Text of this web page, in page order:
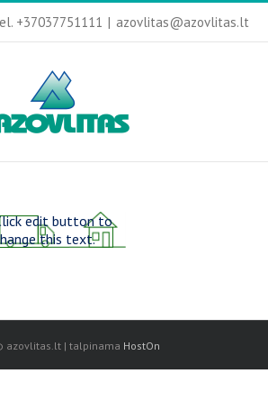
+37037751111 | azovlitas@azovlitas.lt
edit button to
this text.
azovlitas.lt | talpinama HostOn